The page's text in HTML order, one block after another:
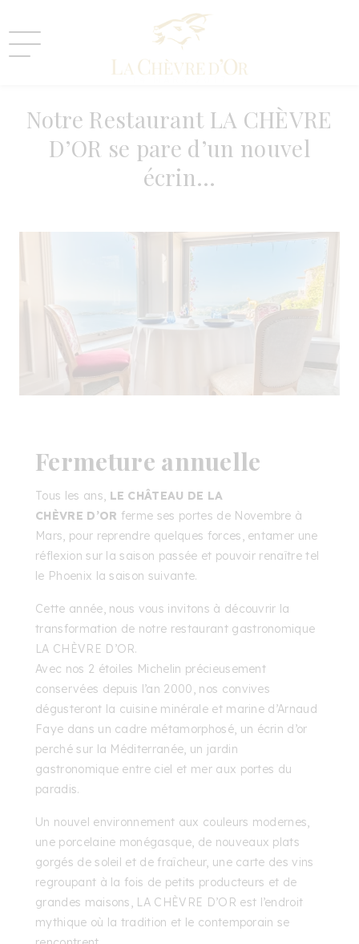
Notre Restaurant LA CHÈVRE
D’OR se pare d’un nouvel
écrin…
Fermeture annuelle
Tous les ans, LE CHÂTEAU DE LA
CHÈVRE D’OR ferme ses portes de Novembre à
Mars, pour reprendre quelques forces, entamer une
réflexion sur la saison passée et pouvoir renaître tel
le Phoenix la saison suivante.
Cette année, nous vous invitons à découvrir la
transformation de notre restaurant gastronomique
LA CHÈVRE D’OR.
Avec nos 2 étoiles Michelin précieusement
conservées depuis l’an 2000, nos convives
dégusteront la cuisine minérale et marine d’Arnaud
Faye dans un cadre métamorphosé, un écrin d’or
perché sur la Méditerranée, un jardin
gastronomique entre ciel et mer aux portes du
paradis.
Un nouvel environnement aux couleurs modernes,
une porcelaine monégasque, de nouveaux plats
gorgés de soleil et de fraîcheur, une carte des vins
regroupant à la fois de petits producteurs et de
grandes maisons, LA CHÈVRE D’OR est l’endroit
mythique où la tradition et le contemporain se